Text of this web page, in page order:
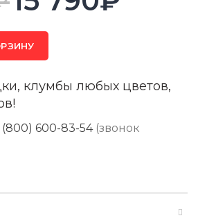
клумбы любых цветов,
(800) 600-83-54(звонок